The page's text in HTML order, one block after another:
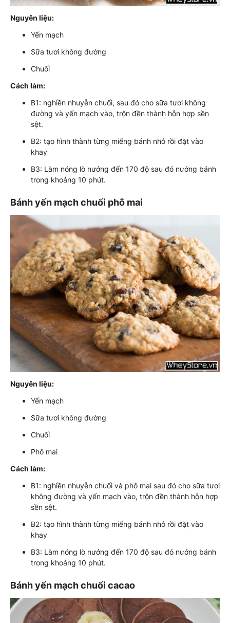
Nguyên liệu:
Yến mạch
Sữa tươi không đường
Chuối
Cách làm:
B1: nghiền nhuyễn chuối, sau đó cho sữa tươi không
đường và yến mạch vào, trộn đền thành hỗn hợp sền
sệt.
B2: tạo hình thành từng miếng bánh nhỏ rồi đặt vào
khay
B3: Làm nóng lò nướng đến 170 độ sau đó nướng bánh
trong khoảng 10 phút.
Bánh yến mạch chuối phô mai
Nguyên liệu:
Yến mạch
Sữa tươi không đường
Chuối
Phô mai
Cách làm:
B1: nghiền nhuyễn chuối và phô mai sau đó cho sữa tươi
không đường và yến mạch vào, trộn đền thành hỗn hợp
sền sệt.
B2: tạo hình thành từng miếng bánh nhỏ rồi đặt vào
khay
B3: Làm nóng lò nướng đến 170 độ sau đó nướng bánh
trong khoảng 10 phút.
Bánh yến mạch chuối cacao